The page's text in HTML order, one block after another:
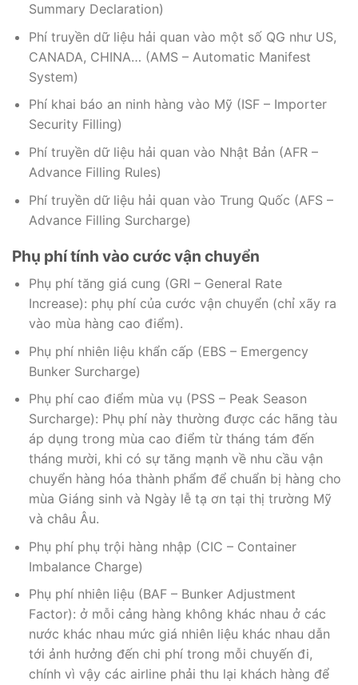
Summary Declaration)
Phí truyền dữ liệu hải quan vào một số QG như US,
CANADA, CHINA… (AMS – Automatic Manifest
System)
Phí khai báo an ninh hàng vào Mỹ (ISF – Importer
Security Filling)
Phí truyền dữ liệu hải quan vào Nhật Bản (AFR –
Advance Filling Rules)
Phí truyền dữ liệu hải quan vào Trung Quốc (AFS –
Advance Filling Surcharge)
Phụ phí tính vào cước vận chuyển
Phụ phí tăng giá cung (GRI – General Rate
Increase): phụ phí của cước vận chuyển (chỉ xãy ra
vào mùa hàng cao điểm).
Phụ phí nhiên liệu khẩn cấp (EBS – Emergency
Bunker Surcharge)
Phụ phí cao điểm mùa vụ (PSS – Peak Season
Surcharge): Phụ phí này thường được các hãng tàu
áp dụng trong mùa cao điểm từ tháng tám đến
tháng mười, khi có sự tăng mạnh về nhu cầu vận
chuyển hàng hóa thành phẩm để chuẩn bị hàng cho
mùa Giáng sinh và Ngày lễ tạ ơn tại thị trường Mỹ
và châu Âu.
Phụ phí phụ trội hàng nhập (CIC – Container
Imbalance Charge)
Phụ phí nhiên liệu (BAF – Bunker Adjustment
Factor): ở mỗi cảng hàng không khác nhau ở các
nước khác nhau mức giá nhiên liệu khác nhau dẫn
tới ảnh hưởng đến chi phí trong mỗi chuyến đi,
chính vì vậy các airline phải thu lại khách hàng để